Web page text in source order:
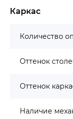
Каркас
Количество
Оттенок
Оттенок
Наличие